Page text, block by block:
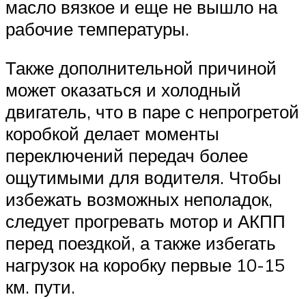
масло вязкое и еще не вышло на
рабочие температуры.
Также дополнительной причиной
может оказаться и холодный
двигатель, что в паре с непрогретой
коробкой делает моменты
переключений передач более
ощутимыми для водителя. Чтобы
избежать возможных неполадок,
следует прогревать мотор и АКПП
перед поездкой, а также избегать
нагрузок на коробку первые 10-15
км. пути.